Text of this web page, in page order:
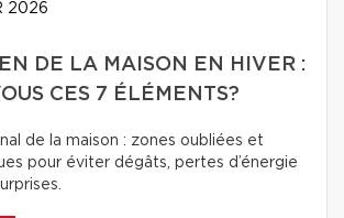
2026
DE LA MAISON EN HIVER :
CES 7 ÉLÉMENTS?
de la maison : zones oubliées et
pour éviter dégâts, pertes d’énergie